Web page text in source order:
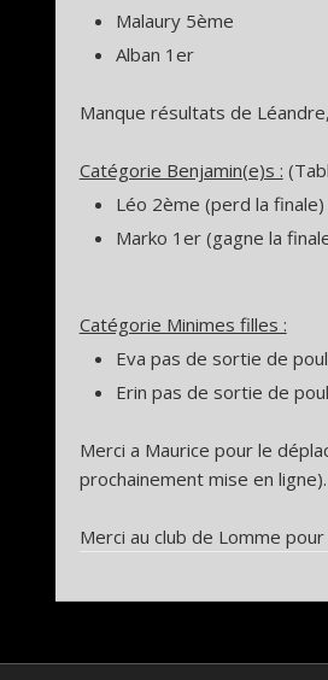
Malaury 5ème
Alban 1er
Manque résultats de
Catégorie Benjamin(e)s :
Léo 2ème (perd la finale)
Marko 1er (gagne la
Catégorie Minimes filles :
Eva pas de sortie de
Erin pas de sortie de
Merci a Maurice pour le
prochainement mise en ligne).
Merci au club de Lomme